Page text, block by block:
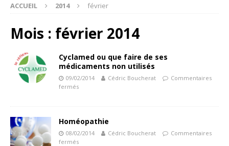
ACCUEIL 2014 février
Mois : février 2014
Cyclamed ou que faire de ses
médicaments non utilisés
09/02/2014 Cédric Boucherat
Commentaires
fermés
Homéopathie
08/02/2014 Cédric Boucherat
Commentaires
fermés